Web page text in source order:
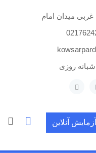
شبانه روزی
آنلاین